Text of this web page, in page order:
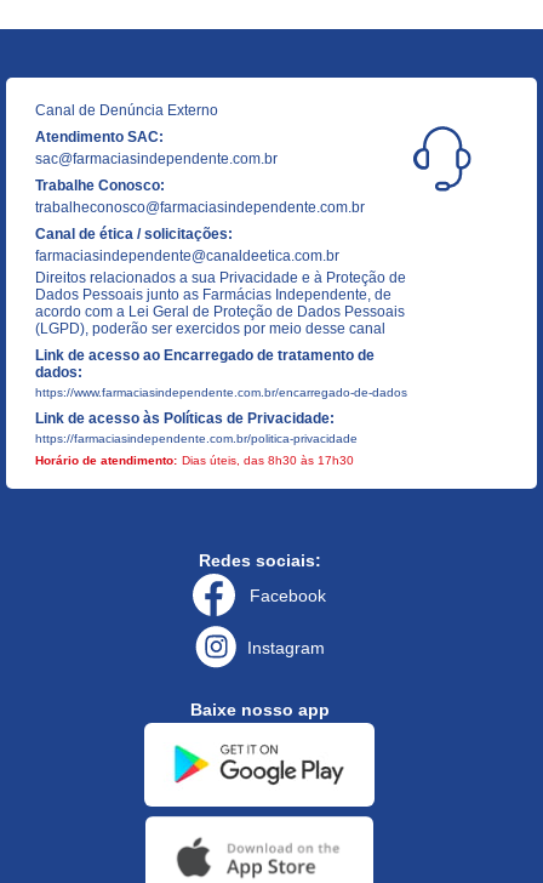
Canal de Denúncia Externo
Atendimento SAC:
sac@farmaciasindependente.com.br
Trabalhe Conosco:
trabalheconosco@farmaciasindependente.com.br
Canal de ética / solicitações:
farmaciasindependente@canaldeetica.com.br
Direitos relacionados a sua Privacidade e à Proteção de
Dados Pessoais junto as Farmácias Independente, de
acordo com a Lei Geral de Proteção de Dados Pessoais
(LGPD), poderão ser exercidos por meio desse canal
Link de acesso ao Encarregado de tratamento de
dados:
https://www.farmaciasindependente.com.br/encarregado-de-dados
Link de acesso às Políticas de Privacidade:
https://farmaciasindependente.com.br/politica-privacidade
Horário de atendimento: Dias úteis, das 8h30 às 17h30
Redes sociais:
Facebook
Instagram
Baixe nosso app